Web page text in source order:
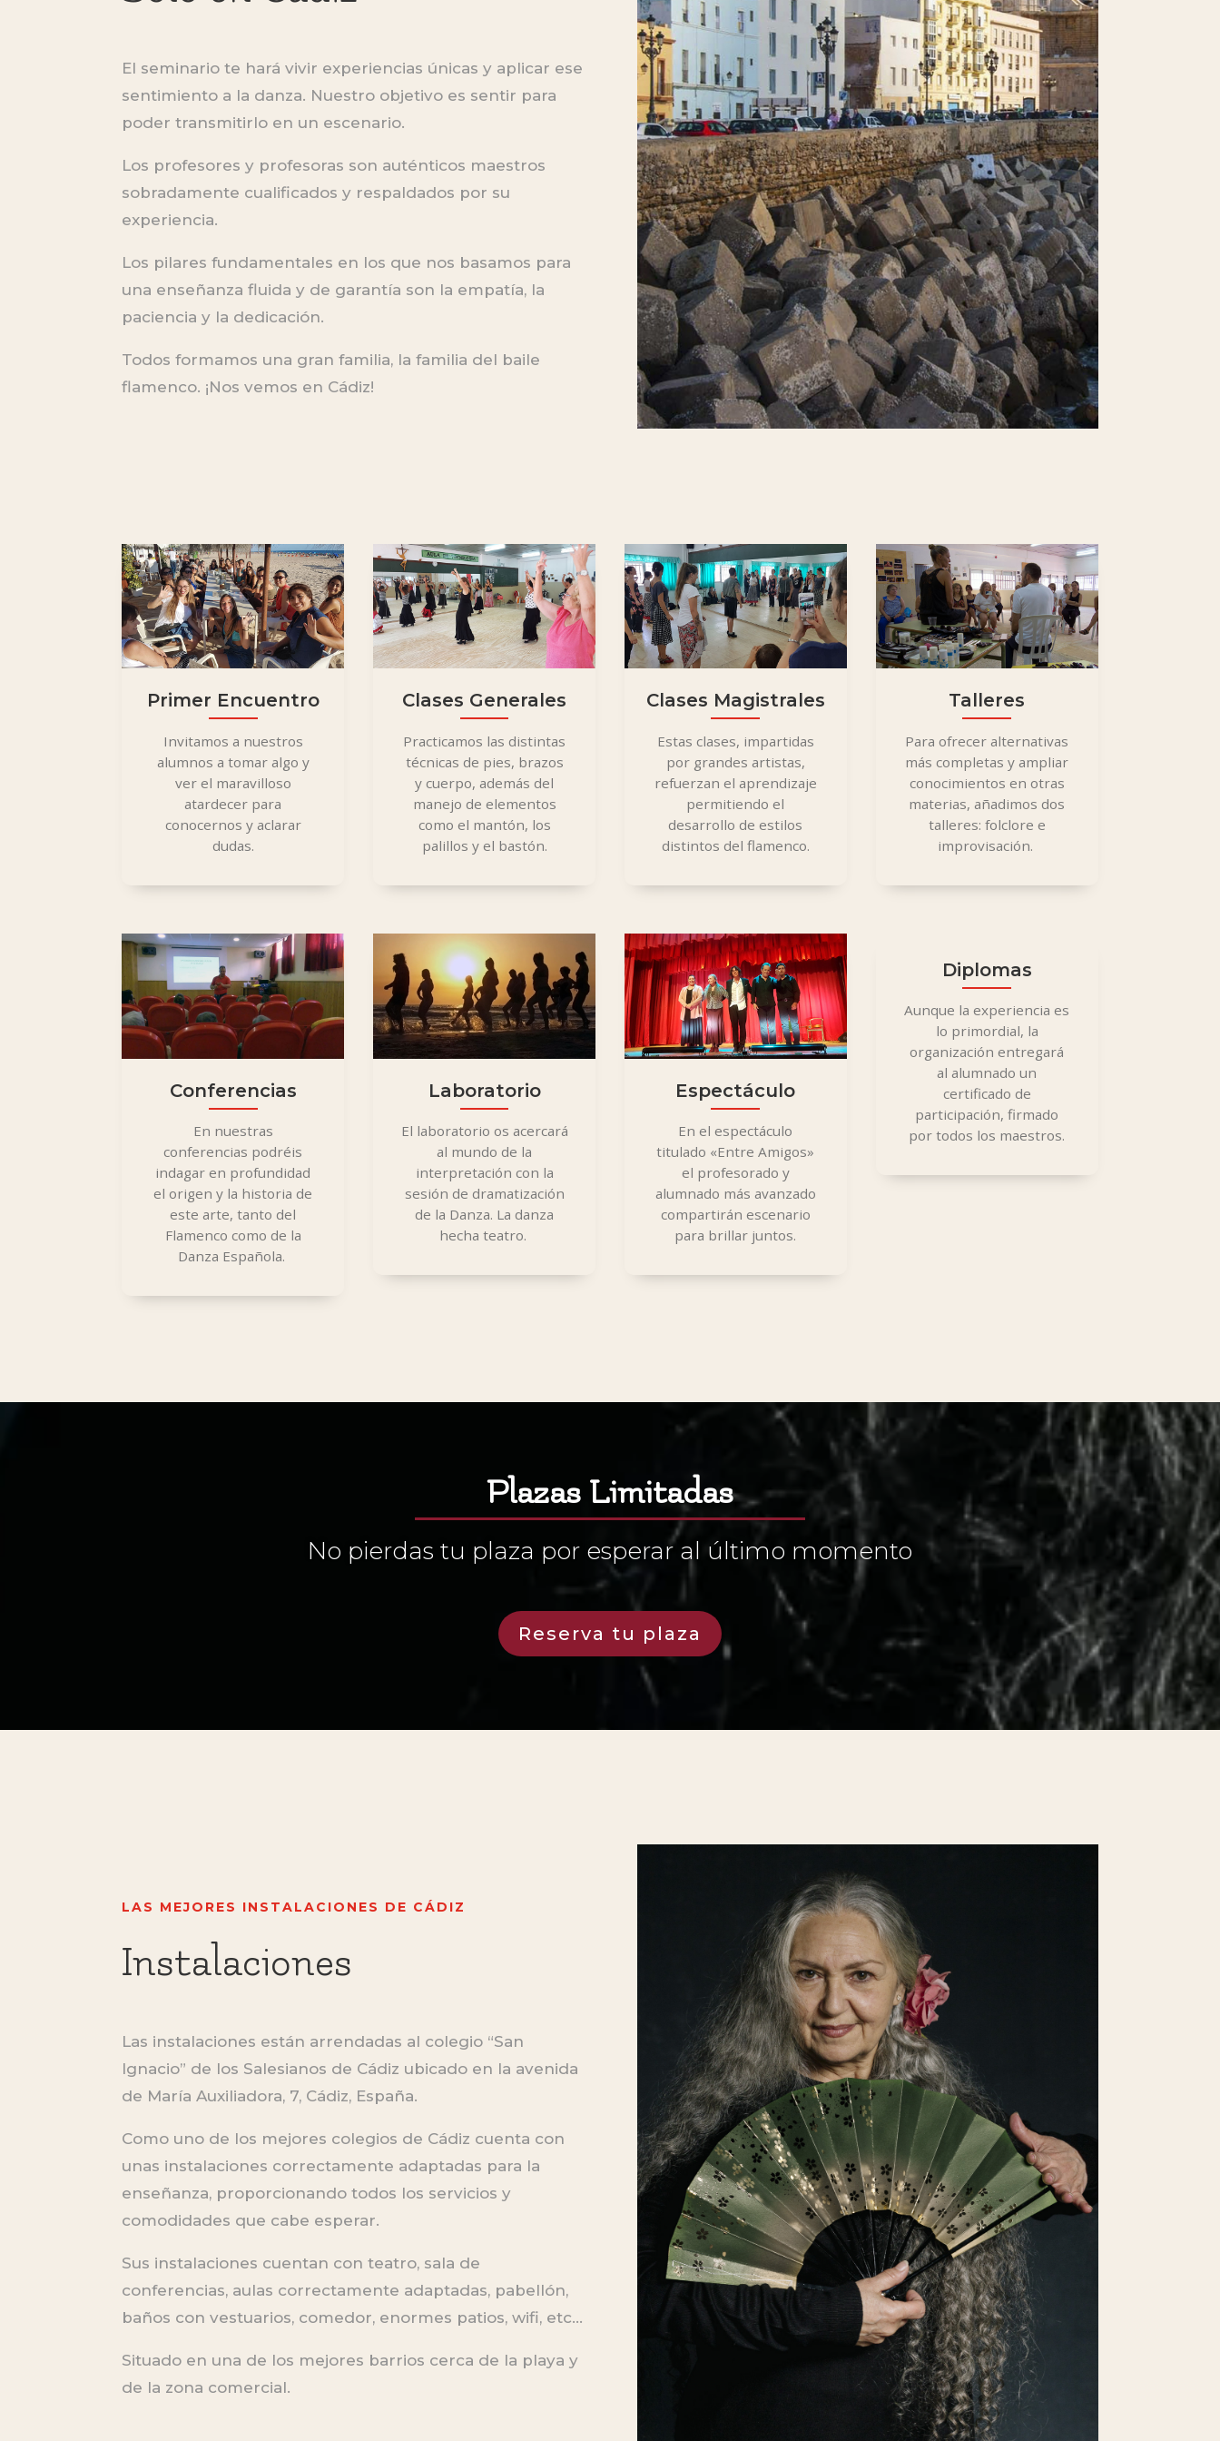
El seminario te hará vivir experiencias únicas y aplicar ese
sentimiento a la danza. Nuestro objetivo es sentir para
poder transmitirlo en un escenario.
Los profesores y profesoras son auténticos maestros
sobradamente cualificados y respaldados por su
experiencia.
Los pilares fundamentales en los que nos basamos para
una enseñanza fluida y de garantía son la empatía, la
paciencia y la dedicación.
Todos formamos una gran familia, la familia del baile
flamenco. ¡Nos vemos en Cádiz!
Primer Encuentro
Invitamos a nuestros
alumnos a tomar algo y
ver el maravilloso
atardecer para
conocernos y aclarar
dudas.
Clases Generales
Practicamos las distintas
técnicas de pies, brazos
y cuerpo, además del
manejo de elementos
como el mantón, los
palillos y el bastón.
Clases Magistrales
Estas clases, impartidas
por grandes artistas,
refuerzan el aprendizaje
permitiendo el
desarrollo de estilos
distintos del flamenco.
Talleres
Para ofrecer alternativas
más completas y ampliar
conocimientos en otras
materias, añadimos dos
talleres: folclore e
improvisación.
Conferencias
En nuestras
conferencias podréis
indagar en profundidad
el origen y la historia de
este arte, tanto del
Flamenco como de la
Danza Española.
Laboratorio
El laboratorio os acercará
al mundo de la
interpretación con la
sesión de dramatización
de la Danza. La danza
hecha teatro.
Espectáculo
En el espectáculo
titulado «Entre Amigos»
el profesorado y
alumnado más avanzado
compartirán escenario
para brillar juntos.
Diplomas
Aunque la experiencia es
lo primordial, la
organización entregará
al alumnado un
certificado de
participación, firmado
por todos los maestros.
Plazas Limitadas
No pierdas tu plaza por esperar al último momento
Reserva tu plaza
LAS MEJORES INSTALACIONES DE CÁDIZ
Instalaciones
Las instalaciones están arrendadas al colegio “San
Ignacio” de los Salesianos de Cádiz ubicado en la avenida
de María Auxiliadora, 7, Cádiz, España.
Como uno de los mejores colegios de Cádiz cuenta con
unas instalaciones correctamente adaptadas para la
enseñanza, proporcionando todos los servicios y
comodidades que cabe esperar.
Sus instalaciones cuentan con teatro, sala de
conferencias, aulas correctamente adaptadas, pabellón,
baños con vestuarios, comedor, enormes patios, wifi, etc…
Situado en una de los mejores barrios cerca de la playa y
de la zona comercial.